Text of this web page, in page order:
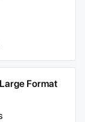
Format